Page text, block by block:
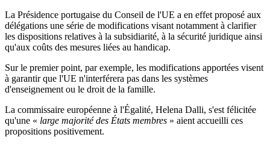
La Présidence portugaise du Conseil de l'UE a en effet proposé aux
délégations une série de modifications visant notamment à clarifier
les dispositions relatives à la subsidiarité, à la sécurité juridique ainsi
qu'aux coûts des mesures liées au handicap.
Sur le premier point, par exemple, les modifications apportées visent
à garantir que l'UE n'interférera pas dans les systèmes
d'enseignement ou le droit de la famille.
La commissaire européenne à l'Égalité, Helena Dalli, s'est félicitée
qu'une « large majorité des États membres » aient accueilli ces
propositions positivement.